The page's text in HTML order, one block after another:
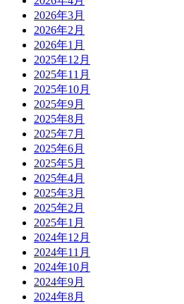
2026年3月
2026年2月
2026年1月
2025年12月
2025年11月
2025年10月
2025年9月
2025年8月
2025年7月
2025年6月
2025年5月
2025年4月
2025年3月
2025年2月
2025年1月
2024年12月
2024年11月
2024年10月
2024年9月
2024年8月